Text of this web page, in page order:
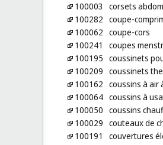
100003
corsets
100282 coupe-
100062 coupe-cors
100241
coupes
100195 coussinets
100209 coussinets
100162 coussins à air
100064 coussins à
100050 coussins
100029 couteaux de
100191
couvertures